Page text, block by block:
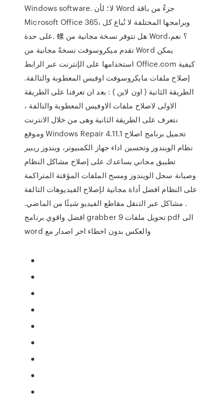
Windows software. لا؛ لأن Word جزءٌ من باقة
Microsoft Office 365، وبرامجها المختلفة لا تُباع كل
على حدة. 螺 هل تتوفر نسخة مجانية من Word؟ نعم،
تقدم ميكروسوفت نسخةً مجانية من Word يمكن
استخدامها على الإنترنت عبر الرابط Office.com كيفية
إصلاح ملفات مايكروسوفت اوفيس المعطوبة والتالفة.
الطريقة الثانية ( اون لاين ) : بعد ان تعرفنا على الطريقة
الاولى لاصلاح ملفات الاوفيس المعطوبة والتالفة ،
نتعرف على الطريقة الثانية وهى من خلال الانترنت
وموقع Windows Repair 4.11.1 تحميل برنامج اصلاح
نظام الويندوز وتحسين اداء جهاز الكمبيوتر، ويندوز ريبير
تطبيق مجاني يساعدك على إصلاح مشاكل النظام
وصيانة سجل الويندوز ومسح الملفات المؤقتة المتراكمة
على النظام افضل أداة مجانية لإصلاح الفيديوهات التالفة
. مشاكل عبر التنقل مقاطع الفيديو شيئًا من الماضي.
افضل واقوي برنامج grabber 9 تحويل ملفات pdf الى
word والعكس بدون اخطاء اخر اصدار مع